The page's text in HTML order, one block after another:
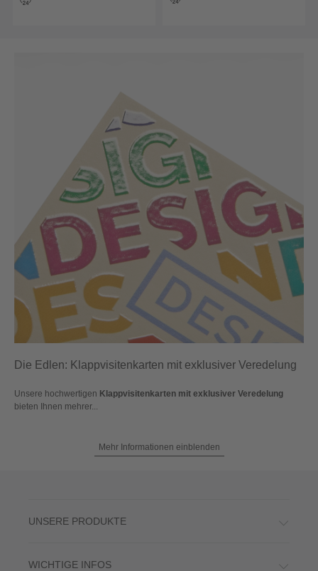
Die Edlen: Klappvisitenkarten mit exklusiver Veredelung
Unsere hochwertigen Klappvisitenkarten mit exklusiver Veredelung
bieten Ihnen mehrer...
Mehr Informationen einblenden
UNSERE PRODUKTE
WICHTIGE INFOS